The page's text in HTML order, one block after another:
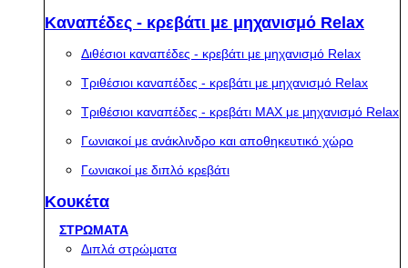
Καναπέδες - κρεβάτι με μηχανισμό Relax
Διθέσιοι καναπέδες - κρεβάτι με μηχανισμό Relax
Τριθέσιοι καναπέδες - κρεβάτι με μηχανισμό Relax
Τριθέσιοι καναπέδες - κρεβάτι MAX με μηχανισμό Relax
Γωνιακοί με ανάκλινδρο και αποθηκευτικό χώρο
Γωνιακοί με διπλό κρεβάτι
Κουκέτα
ΣΤΡΩΜΑΤΑ
Διπλά στρώματα